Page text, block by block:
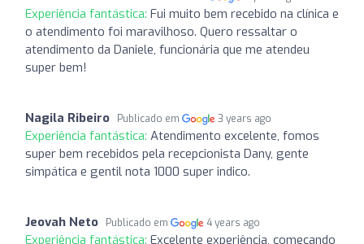
Experiência fantástica: Fui muito bem recebido na clínica e
o atendimento foi maravilhoso. Quero ressaltar o
atendimento da Daniele, funcionária que me atendeu
super bem!
Nagila Ribeiro Publicado em 3 years ago
Experiência fantástica: Atendimento excelente, fomos
super bem recebidos pela recepcionista Dany, gente
simpática e gentil nota 1000 super indico.
Jeovah Neto Publicado em 4 years ago
Experiência fantástica: Excelente experiência, começando